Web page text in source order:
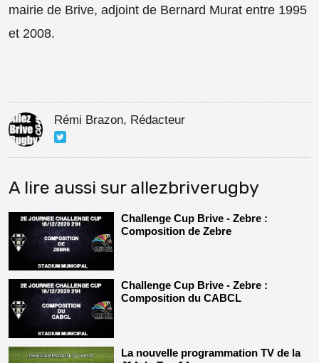
mairie de Brive, adjoint de Bernard Murat entre 1995
et 2008.
Rémi Brazon, Rédacteur
A lire aussi sur allezbriverugby
Challenge Cup Brive - Zebre :
Composition de Zebre
Challenge Cup Brive - Zebre :
Composition du CABCL
La nouvelle programmation TV de la